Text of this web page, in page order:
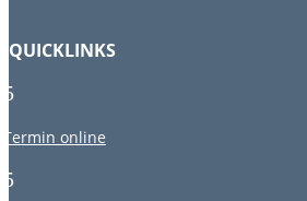
QUICKLINKS
5
Termin online
5